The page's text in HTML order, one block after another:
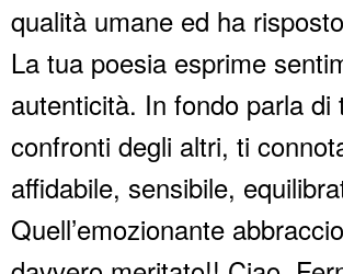
qualità umane ed ha
La tua poesia esprime
autenticità. In fondo parla
confronti degli altri, ti
affidabile, sensibile,
Quell’emozionante